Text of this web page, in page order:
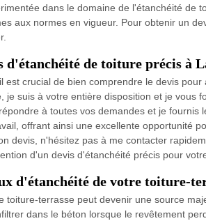
dans le domaine de l'étanchéité de
aux normes en vigueur. Pour obtenir un
d'étanchéité de toiture précis à
est crucial de bien comprendre le devis
je suis à votre entière disposition et je vous
à toutes vos demandes et je fournis
offrant ainsi une excellente opportunité
devis, n'hésitez pas à me contacter
d'un devis d'étanchéité précis pour
d'étanchéité de votre toiture-
toiture-terrasse peut devenir une source
dans le béton lorsque le revêtement